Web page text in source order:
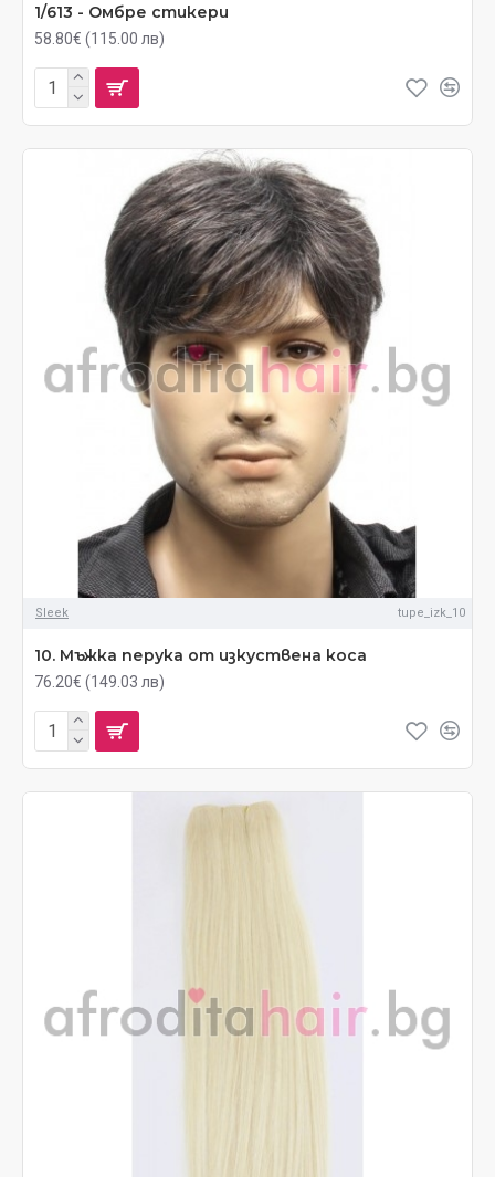
1/613 - Омбре стикери
58.80€ (115.00 лв)
Sleek tupe_izk_10
10. Мъжка перука от изкуствена коса
76.20€ (149.03 лв)